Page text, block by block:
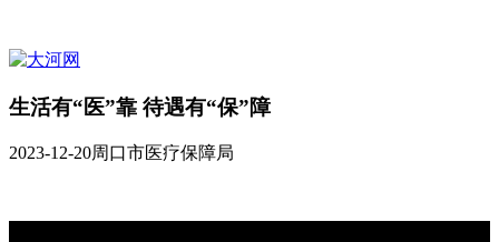
生活有“医”靠 待遇有“保”障
2023-12-20周口市医疗保障局